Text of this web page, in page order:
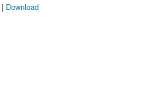
| Download